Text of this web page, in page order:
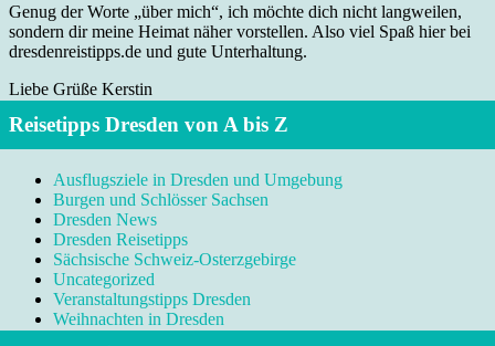
Genug der Worte „über mich“, ich möchte dich nicht langweilen,
sondern dir meine Heimat näher vorstellen. Also viel Spaß hier bei
dresdenreistipps.de und gute Unterhaltung.
Liebe Grüße Kerstin
Reisetipps Dresden von A bis Z
Ausflugsziele in Dresden und Umgebung
Burgen und Schlösser Sachsen
Dresden News
Dresden Reisetipps
Sächsische Schweiz-Osterzgebirge
Uncategorized
Veranstaltungstipps Dresden
Weihnachten in Dresden